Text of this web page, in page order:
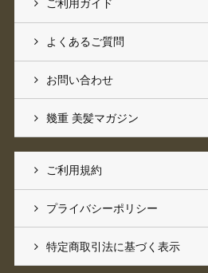
ご利用ガイド
よくあるご質問
お問い合わせ
幾重 美髪マガジン
ご利用規約
プライバシーポリシー
特定商取引法に基づく表示